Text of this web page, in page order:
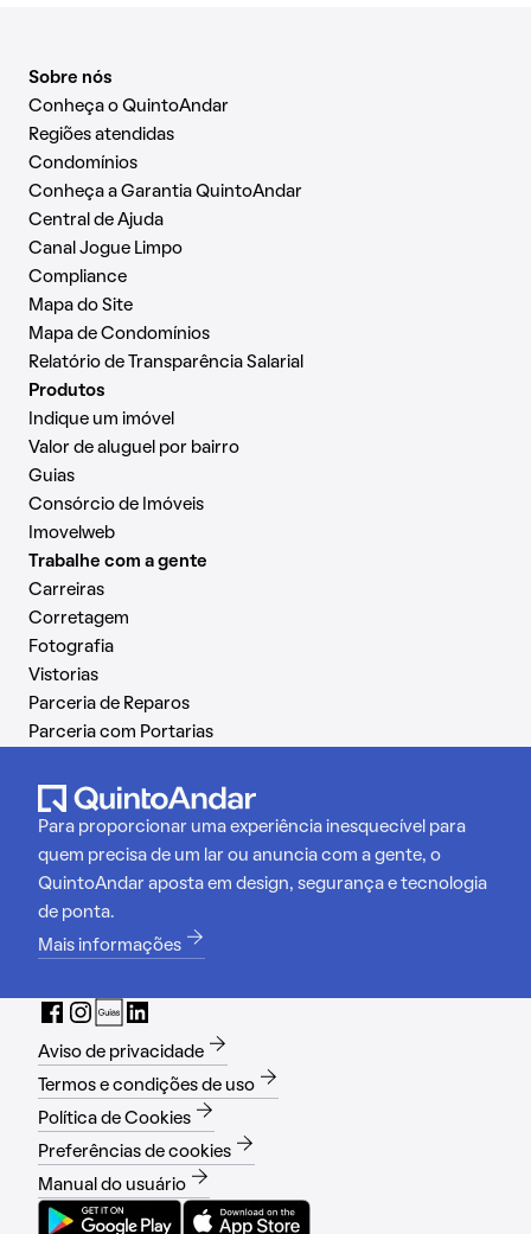
Sobre nós
Conheça o QuintoAndar
Regiões atendidas
Condomínios
Conheça a Garantia QuintoAndar
Central de Ajuda
Canal Jogue Limpo
Compliance
Mapa do Site
Mapa de Condomínios
Relatório de Transparência Salarial
Produtos
Indique um imóvel
Valor de aluguel por bairro
Guias
Consórcio de Imóveis
Imovelweb
Trabalhe com a gente
Carreiras
Corretagem
Fotografia
Vistorias
Parceria de Reparos
Parceria com Portarias
Para proporcionar uma experiência inesquecível para
quem precisa de um lar ou anuncia com a gente, o
QuintoAndar aposta em design, segurança e tecnologia
de ponta.
Mais informações
Aviso de privacidade
Termos e condições de uso
Política de Cookies
Preferências de cookies
Manual do usuário